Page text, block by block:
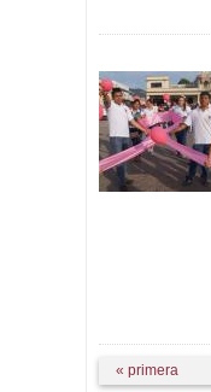
Páginas
« primera